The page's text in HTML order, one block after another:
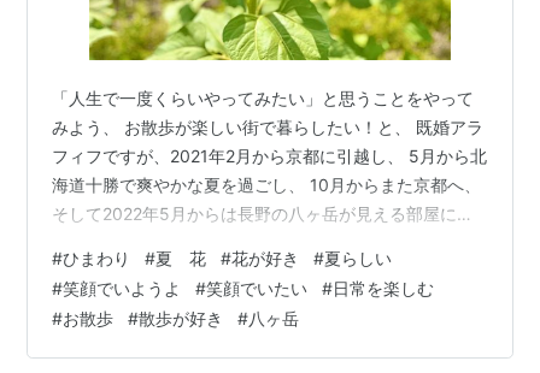
「人生で一度くらいやってみたい」と思うことをやって
みよう、 お散歩が楽しい街で暮らしたい！と、 既婚アラ
フィフですが、2021年2月から京都に引越し、 5月から北
海道十勝で爽やかな夏を過ごし、 10月からまた京都へ、
そして2022年5月からは長野の八ヶ岳が見える部屋に引
の合間にお散歩を楽しみながら 一人暮らしをしていま
す。 はじめましての方はこちらをご覧ください(^ ^) 「プ
ロフィールとブログの紹介 - 人生で一度くらい」 今日も
夏空が爽快な気持ちのいいお天気でした♪ 今日もいつもの
#ひまわり #夏 花 #花が好き #夏らしい
#笑顔でいようよ #笑顔でいたい #日常を楽しむ
#お散歩 #散歩が好き #八ヶ岳